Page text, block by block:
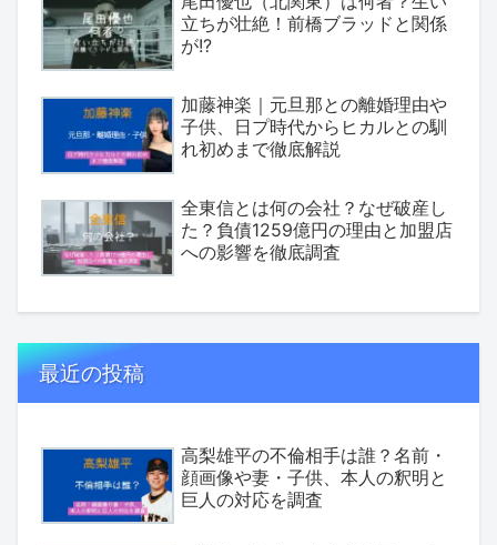
立ちが壮絶！前橋ブラッドと関係
が!?
加藤神楽｜元旦那との離婚理由や
子供、日プ時代からヒカルとの馴
れ初めまで徹底解説
全東信とは何の会社？なぜ破産し
た？負債1259億円の理由と加盟店
への影響を徹底調査
最近の投稿
高梨雄平の不倫相手は誰？名前・
顔画像や妻・子供、本人の釈明と
巨人の対応を調査